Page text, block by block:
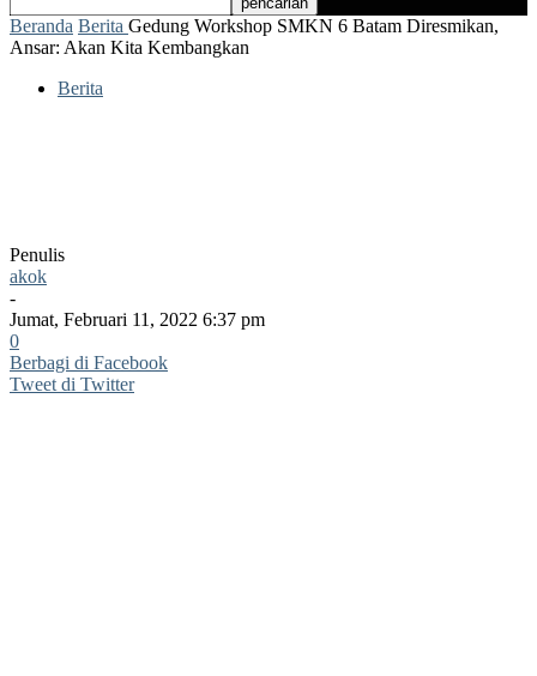
Beranda Berita Gedung Workshop SMKN 6 Batam Diresmikan,
Ansar: Akan Kita Kembangkan
Berita
Penulis
akok
-
Jumat, Februari 11, 2022 6:37 pm
0
Berbagi di Facebook
Tweet di Twitter